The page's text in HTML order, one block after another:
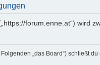
forum.enne.at“)
Folgenden „das Board“)